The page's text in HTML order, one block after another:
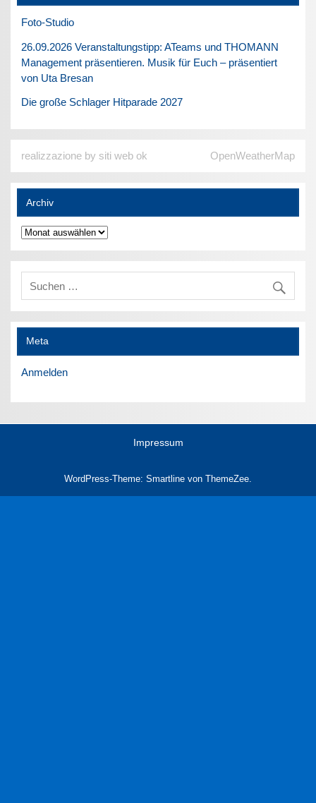
Foto-Studio
26.09.2026 Veranstaltungstipp: ATeams und THOMANN
Management präsentieren. Musik für Euch – präsentiert
von Uta Bresan
Die große Schlager Hitparade 2027
realizzazione by siti web ok OpenWeatherMap
Archiv
Archiv
Meta
Anmelden
Impressum
WordPress-Theme: Smartline von ThemeZee.